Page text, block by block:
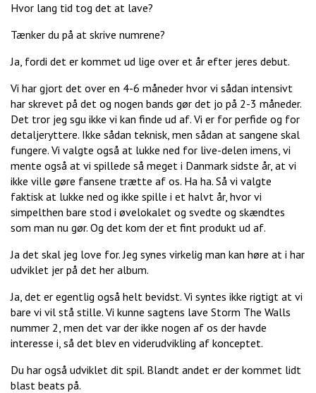
Hvor lang tid tog det at lave?
Tænker du på at skrive numrene?
Ja, fordi det er kommet ud lige over et år efter jeres debut.
Vi har gjort det over en 4-6 måneder hvor vi sådan intensivt
har skrevet på det og nogen bands gør det jo på 2-3 måneder.
Det tror jeg sgu ikke vi kan finde ud af. Vi er for perfide og for
detaljeryttere. Ikke sådan teknisk, men sådan at sangene skal
fungere. Vi valgte også at lukke ned for live-delen imens, vi
mente også at vi spillede så meget i Danmark sidste år, at vi
ikke ville gøre fansene trætte af os. Ha ha. Så vi valgte
faktisk at lukke ned og ikke spille i et halvt år, hvor vi
simpelthen bare stod i øvelokalet og svedte og skændtes
som man nu gør. Og det kom der et fint produkt ud af.
Ja det skal jeg love for. Jeg synes virkelig man kan høre at i har
udviklet jer på det her album.
Ja, det er egentlig også helt bevidst. Vi syntes ikke rigtigt at vi
bare vi vil stå stille. Vi kunne sagtens lave Storm The Walls
nummer 2, men det var der ikke nogen af os der havde
interesse i, så det blev en viderudvikling af konceptet.
Du har også udviklet dit spil. Blandt andet er der kommet lidt
blast beats på.